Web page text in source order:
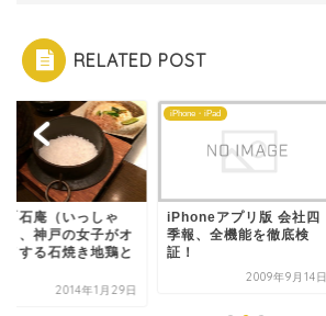
RELATED POST
「石庵（いっしゃ
」、神戸の女子がオ
メする石焼き地鶏と
2014年1月29日
iPhone・iPad
iPhoneアプリ版 会社四
季報、全機能を徹底検
証！
2009年9月14日